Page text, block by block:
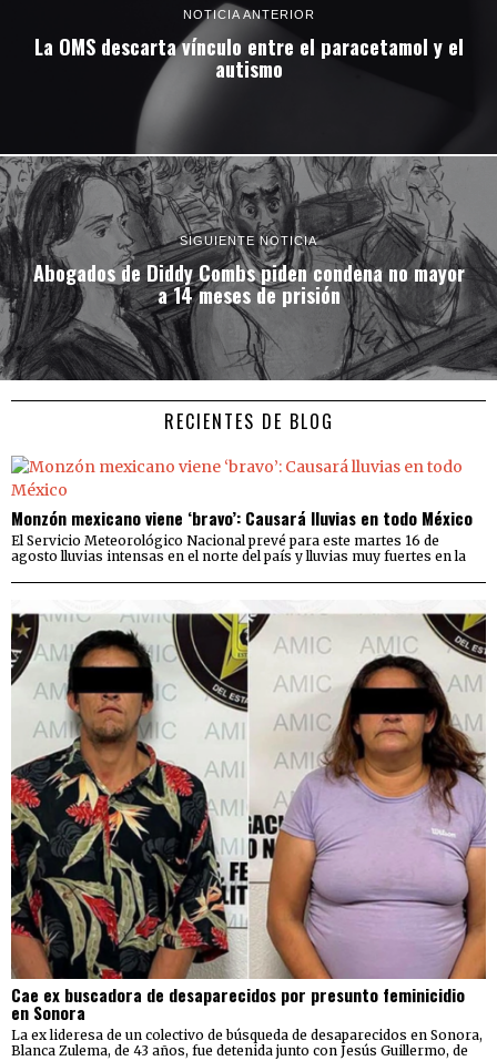
NOTICIA ANTERIOR
La OMS descarta vínculo entre el paracetamol y el
autismo
SIGUIENTE NOTICIA
Abogados de Diddy Combs piden condena no mayor
a 14 meses de prisión
RECIENTES DE BLOG
Monzón mexicano viene ‘bravo’: Causará lluvias en todo México
El Servicio Meteorológico Nacional prevé para este martes 16 de
agosto lluvias intensas en el norte del país y lluvias muy fuertes en la
Cae ex buscadora de desaparecidos por presunto feminicidio
en Sonora
La ex lideresa de un colectivo de búsqueda de desaparecidos en Sonora,
Blanca Zulema, de 43 años, fue detenida junto con Jesús Guillermo, de